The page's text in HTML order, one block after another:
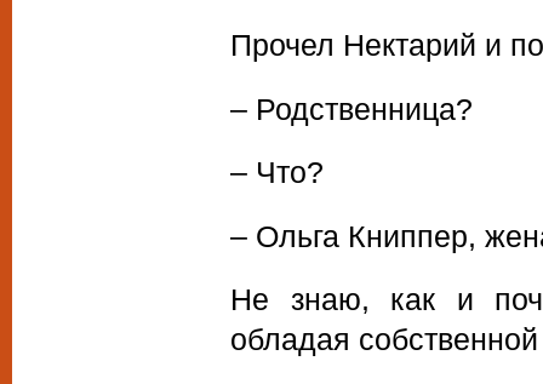
Прочел Нектарий и
– Родственница?
– Что?
– Ольга Книппер,
Не знаю, как и
обладая